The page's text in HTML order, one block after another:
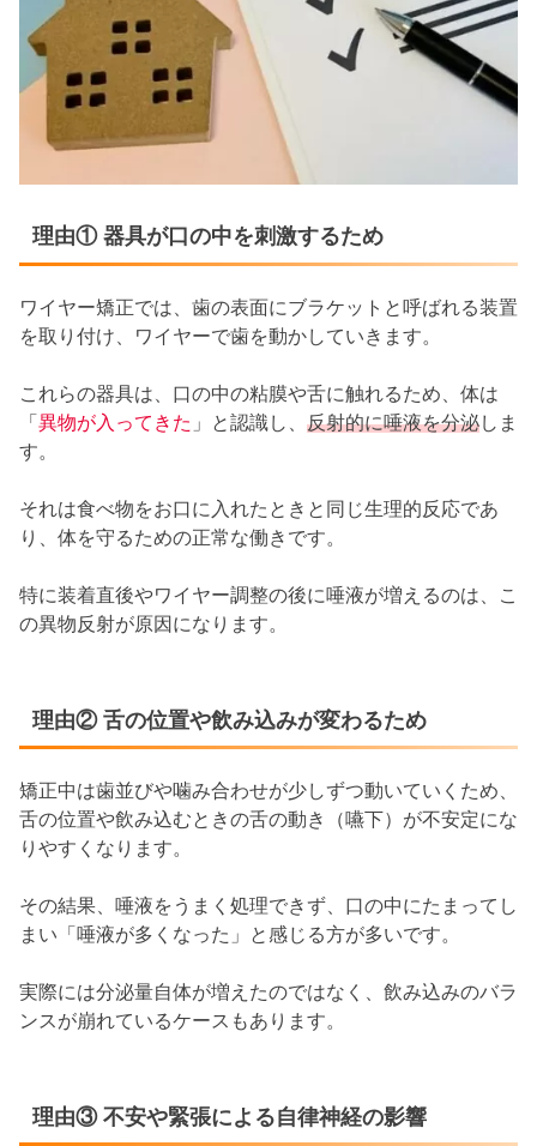
理由① 器具が口の中を刺激するため
ワイヤー矯正では、歯の表面にブラケットと呼ばれる装置
を取り付け、ワイヤーで歯を動かしていきます。
これらの器具は、口の中の粘膜や舌に触れるため、体は
「 異物が入ってきた 」と認識し、 反射的に唾液を分泌しま
す。
それは食べ物をお口に入れたときと同じ生理的反応であ
り、体を守るための正常な働きです。
特に装着直後やワイヤー調整の後に唾液が増えるのは、こ
の異物反射が原因になります。
理由② 舌の位置や飲み込みが変わるため
矯正中は歯並びや噛み合わせが少しずつ動いていくため、
舌の位置や飲み込むときの舌の動き（嚥下）が不安定にな
りやすくなります。
その結果、唾液をうまく処理できず、口の中にたまってし
まい「唾液が多くなった」と感じる方が多いです。
実際には分泌量自体が増えたのではなく、飲み込みのバラ
ンスが崩れているケースもあります。
理由③ 不安や緊張による自律神経の影響